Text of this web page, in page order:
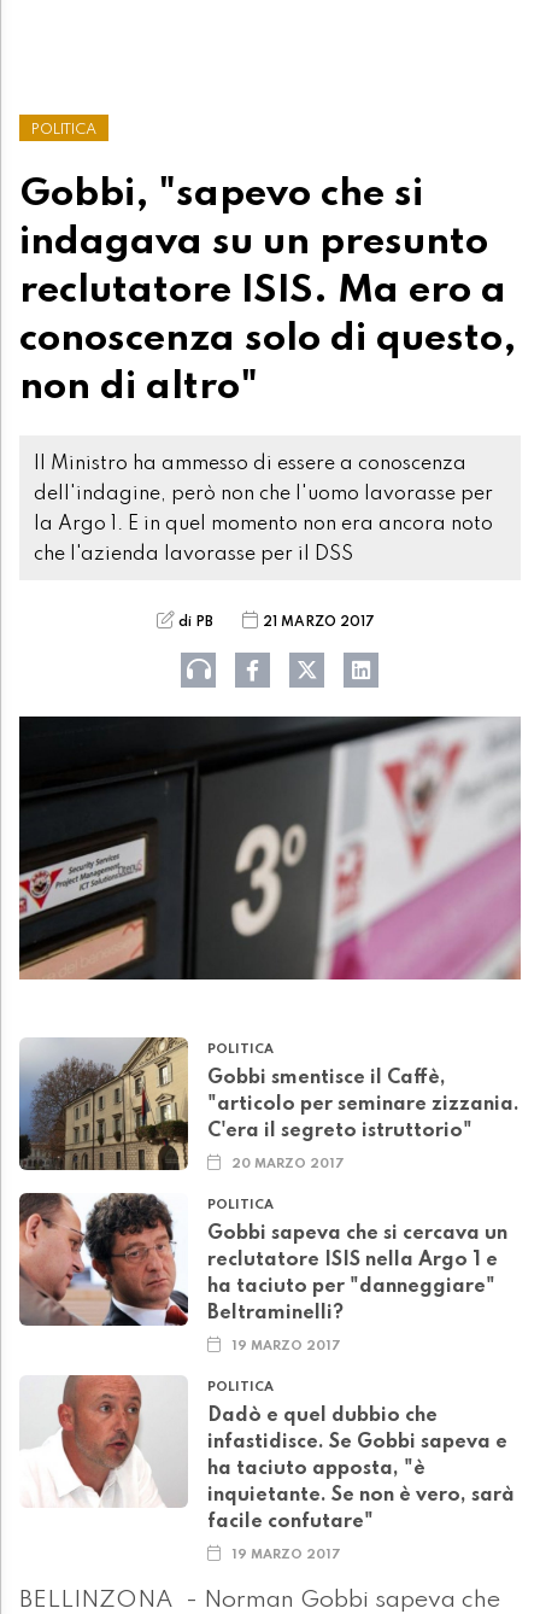
POLITICA
Gobbi, "sapevo che si
indagava su un presunto
reclutatore ISIS. Ma ero a
conoscenza solo di questo,
non di altro"
Il Ministro ha ammesso di essere a conoscenza
dell'indagine, però non che l'uomo lavorasse per
la Argo 1. E in quel momento non era ancora noto
che l'azienda lavorasse per il DSS
di PB 21 MARZO 2017
POLITICA
Gobbi smentisce il Caffè,
"articolo per seminare zizzania.
C'era il segreto istruttorio"
20 MARZO 2017
POLITICA
Gobbi sapeva che si cercava un
reclutatore ISIS nella Argo 1 e
ha taciuto per "danneggiare"
Beltraminelli?
19 MARZO 2017
POLITICA
Dadò e quel dubbio che
infastidisce. Se Gobbi sapeva e
ha taciuto apposta, "è
inquietante. Se non è vero, sarà
facile confutare"
19 MARZO 2017
BELLINZONA - Norman Gobbi sapeva che